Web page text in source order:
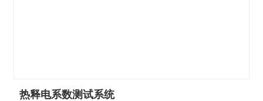
热释电系数测试系统